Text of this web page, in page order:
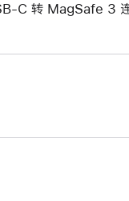
C 转 MagSafe 3